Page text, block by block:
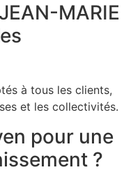
MARIE
à tous les clients,
et les collectivités.
pour une
?